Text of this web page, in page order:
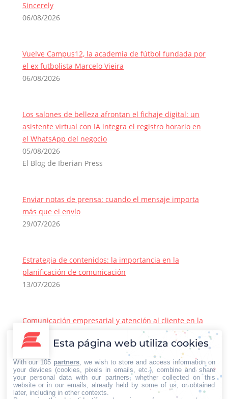
Sincerely
06/08/2026
Vuelve Campus12, la academia de fútbol fundada por
el ex futbolista Marcelo Vieira
06/08/2026
Los salones de belleza afrontan el fichaje digital: un
asistente virtual con IA integra el registro horario en
el WhatsApp del negocio
05/08/2026
El Blog de Iberian Press
Enviar notas de prensa: cuando el mensaje importa
más que el envío
29/07/2026
Estrategia de contenidos: la importancia en la
planificación de comunicación
13/07/2026
Comunicación empresarial y atención al cliente en la
era de la IA
22/06/2026
Contacto Iberian Press
Principales vías de contacto:
E-mail:
info@iberianpress.es
Esta página web utiliza cookies
With our 105 partners , we wish to store and access information on
your devices (cookies, pixels in emails, etc.), combine and share
your personal data with our partners, whether collected on this
website or in our emails, already held by some of us, or obtained
later, including in other contexts.